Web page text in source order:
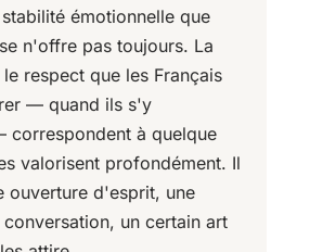
émotionnelle que
n'offre pas toujours. La
respect que les Français
— quand ils s'y
correspondent à quelque
valorisent profondément. Il
ouverture d'esprit, une
un certain art